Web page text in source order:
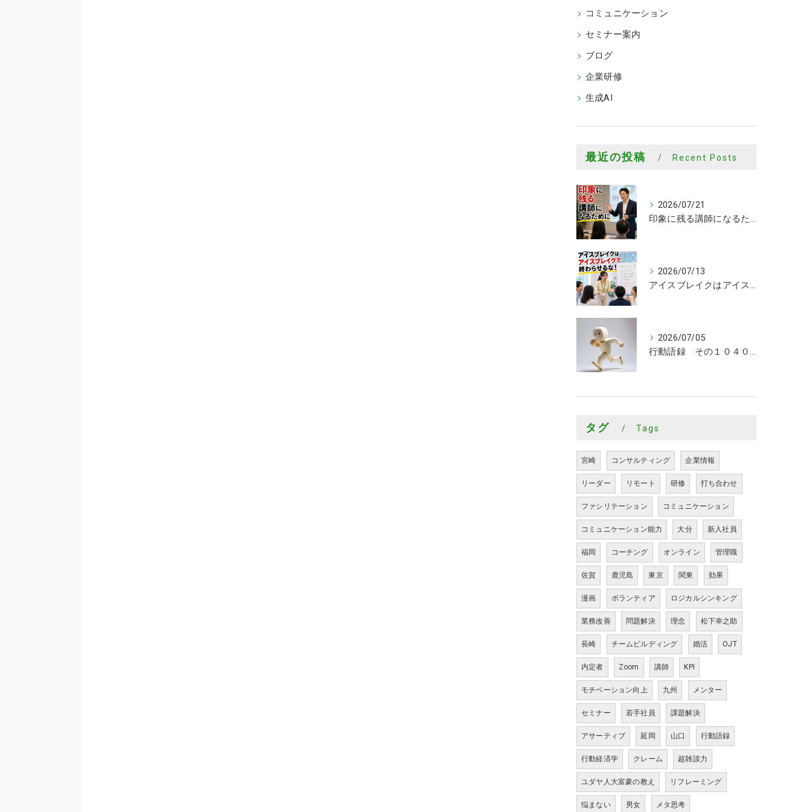
コミュニケーション
セミナー案内
ブログ
企業研修
生成AI
最近の投稿 Recent Posts
2026/07/21
印象に残る講師になるために
2026/07/13
アイスブレイクはアイスブレイクで終わらせるな！
2026/07/05
行動語録 その１０４０ 行動あるのみ！
タグ Tags
宮崎 コンサルティング 企業情報
リーダー リモート 研修 打ち合わせ
ファシリテーション コミュニケーション
コミュニケーション能力 大分 新入社員
福岡 コーチング オンライン 管理職
佐賀 鹿児島 東京 関東 効果
漫画 ボランティア ロジカルシンキング
業務改善 問題解決 理念 松下幸之助
長崎 チームビルディング 婚活 OJT
内定者 Zoom 講師 KPI
モチベーション向上 九州 メンター
セミナー 若手社員 課題解決
アサーティブ 延岡 山口 行動語録
行動経済学 クレーム 超雑談力
ユダヤ人大富豪の教え リフレーミング
悩まない 男女 メタ思考